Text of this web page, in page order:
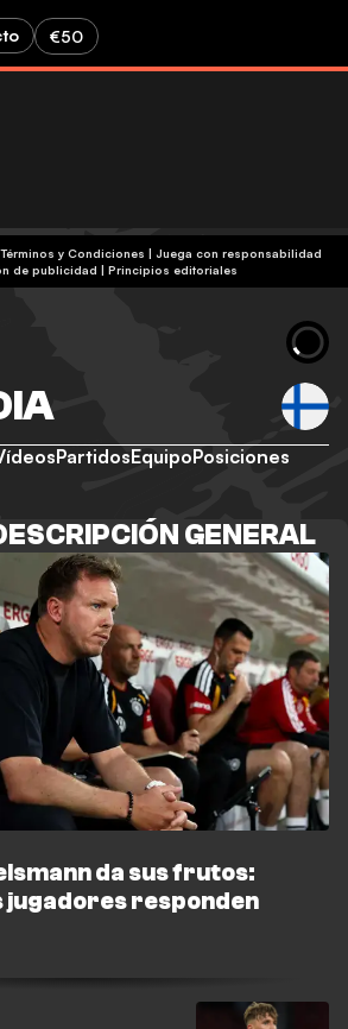
€50
| Aplican Términos y Condiciones | Juega con responsabilidad
de publicidad | Principios editoriales
PartidosEquipoPosiciones
GENERAL
da sus frutos:
jugadores responden